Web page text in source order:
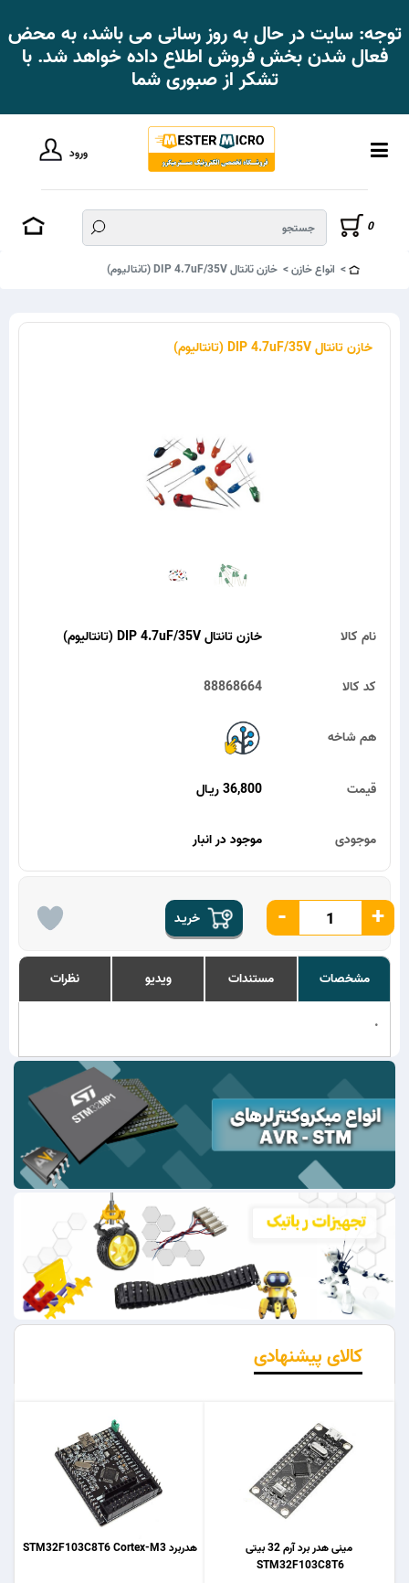
توجه: سایت در حال به روز رسانی می باشد، به محض
فعال شدن بخش فروش اطلاع داده خواهد شد. با
تشکر از صبوری شما
ورود
0
انواع خازن خازن تانتال DIP 4.7uF/35V (تانتالیوم)
خازن تانتال DIP 4.7uF/35V (تانتالیوم)
خازن تانتال DIP 4.7uF/35V (تانتالیوم) نام کالا
88868664 کد کالا
هم شاخه
36,800 ریـال قیمت
موجود در انبار موجودی
خریـد - +
مشخصات مستندات ویدیو نظرات
.
کالای پیشنهادی
هدربرد STM32F103C8T6 Cortex-M3
مینی هدر برد آرم 32 بیتی
STM32F103C8T6